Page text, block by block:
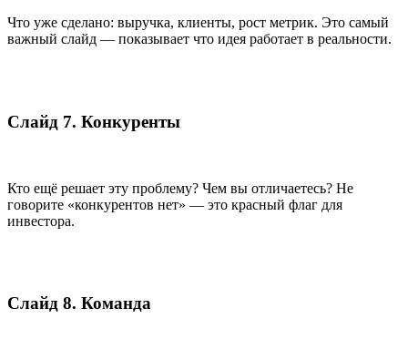
Что уже сделано: выручка, клиенты, рост метрик. Это самый
важный слайд — показывает что идея работает в реальности.
Слайд 7. Конкуренты
Кто ещё решает эту проблему? Чем вы отличаетесь? Не
говорите «конкурентов нет» — это красный флаг для
инвестора.
Слайд 8. Команда